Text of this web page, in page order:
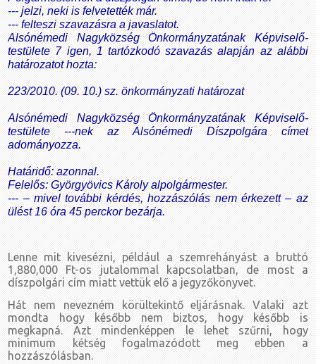
--- jelzi, neki is felvetették már.
--- felteszi szavazásra a javaslatot.
Alsónémedi Nagyközség Önkormányzatának Képviselő-
testülete 7 igen, 1 tartózkodó szavazás alapján az alábbi
határozatot hozta:
223/2010. (09. 10.) sz. önkormányzati határozat
Alsónémedi Nagyközség Önkormányzatának Képviselő-
testülete ---nek az Alsónémedi Díszpolgára címet
adományozza.
Határidő: azonnal.
Felelős: Györgyövics Károly alpolgármester.
--- – mivel további kérdés, hozzászólás nem érkezett – az
ülést 16 óra 45 perckor bezárja.
Lenne mit kivesézni, például a szemrehányást a bruttó
1,880,000 Ft-os jutalommal kapcsolatban, de most a
díszpolgári cím miatt vettük elő a jegyzőkönyvet.
Hát nem nevezném körültekintő eljárásnak. Valaki azt
mondta hogy később nem biztos, hogy később is
megkapná. Azt mindenképpen le lehet szűrni, hogy
minimum kétség fogalmazódott meg ebben a
hozzászólásban.